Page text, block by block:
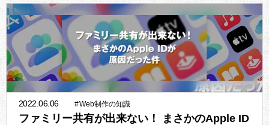
2022.06.06 #Web制作の知識
ファミリー共有が出来ない！ まさかのApple ID